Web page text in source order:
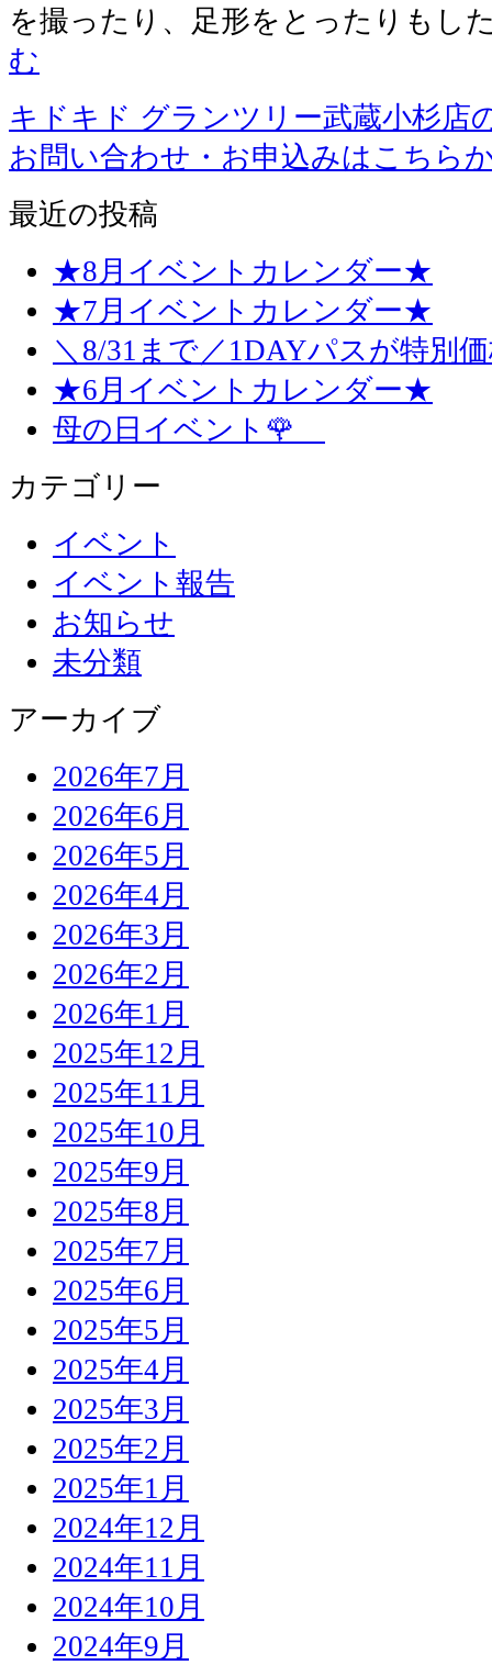
を撮ったり、足形をとったり
む
キドキド グランツリー武蔵小杉店
お問い合わせ・お申込みはこちら
最近の投稿
★8月イベントカレンダー★
★7月イベントカレンダー★
＼8/31まで／1DAYパスが特別
★6月イベントカレンダー★
母の日イベント🌹
カテゴリー
イベント
イベント報告
お知らせ
未分類
アーカイブ
2026年7月
2026年6月
2026年5月
2026年4月
2026年3月
2026年2月
2026年1月
2025年12月
2025年11月
2025年10月
2025年9月
2025年8月
2025年7月
2025年6月
2025年5月
2025年4月
2025年3月
2025年2月
2025年1月
2024年12月
2024年11月
2024年10月
2024年9月